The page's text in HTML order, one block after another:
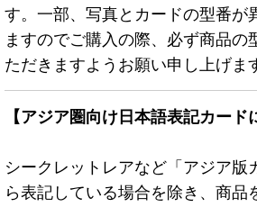
す。一部、写真とカードの型番が
ますのでご購入の際、必ず商品の
ただきますようお願い申し上げま
【アジア圏向け日本語表記カード
シークレットレアなど「アジア版
ら表記している場合を除き、商品